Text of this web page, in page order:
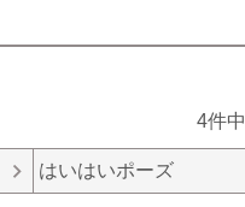
4件中
はいはいポーズ